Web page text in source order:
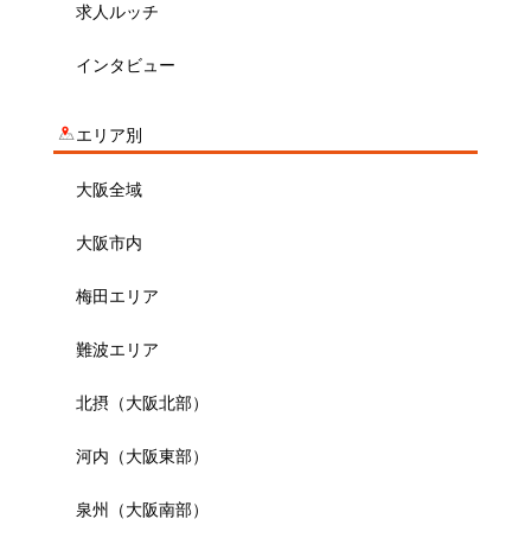
求人ルッチ
インタビュー
エリア別
大阪全域
大阪市内
梅田エリア
難波エリア
北摂（大阪北部）
河内（大阪東部）
泉州（大阪南部）